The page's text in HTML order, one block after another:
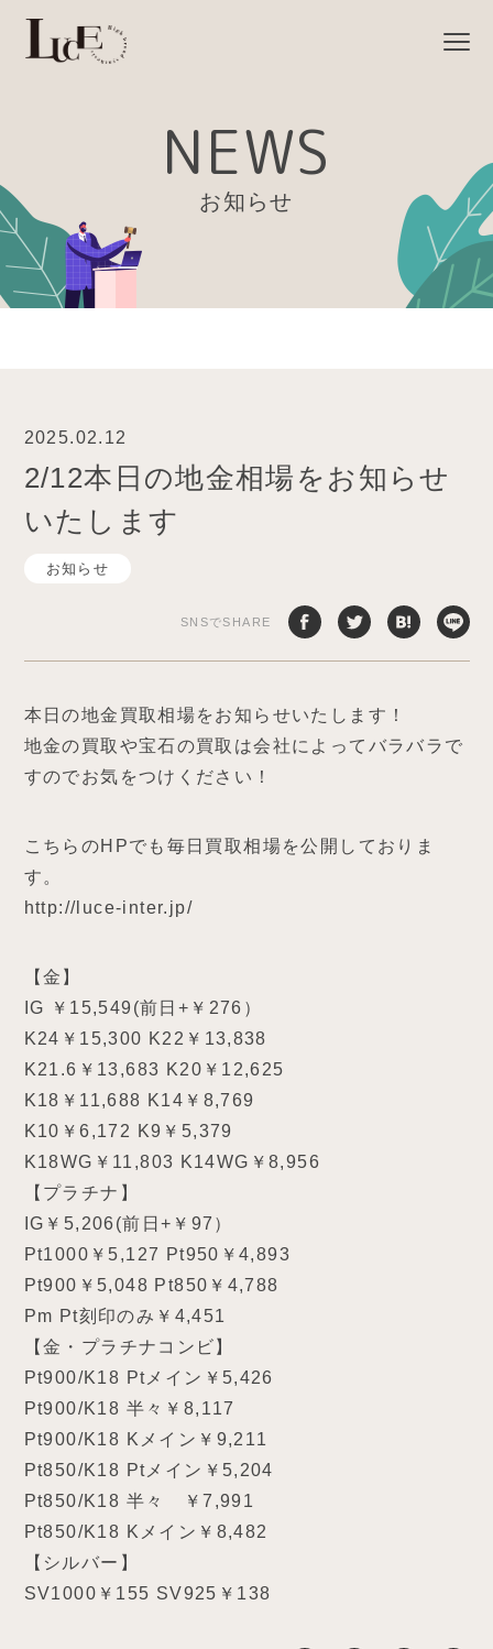
NEWS
お知らせ
2025.02.12
2/12本日の地金相場をお知らせ
いたします
お知らせ
SNSでSHARE
本日の地金買取相場をお知らせいたします！
地金の買取や宝石の買取は会社によってバラバラで
すのでお気をつけください！
こちらのHPでも毎日買取相場を公開しておりま
す。
http://luce-inter.jp/
【金】
IG ￥15,549(前日+￥276）
K24￥15,300 K22￥13,838
K21.6￥13,683 K20￥12,625
K18￥11,688 K14￥8,769
K10￥6,172 K9￥5,379
K18WG￥11,803 K14WG￥8,956
【プラチナ】
IG￥5,206(前日+￥97）
Pt1000￥5,127 Pt950￥4,893
Pt900￥5,048 Pt850￥4,788
Pm Pt刻印のみ￥4,451
【金・プラチナコンビ】
Pt900/K18 Ptメイン￥5,426
Pt900/K18 半々￥8,117
Pt900/K18 Kメイン￥9,211
Pt850/K18 Ptメイン￥5,204
Pt850/K18 半々 ￥7,991
Pt850/K18 Kメイン￥8,482
【シルバー】
SV1000￥155 SV925￥138